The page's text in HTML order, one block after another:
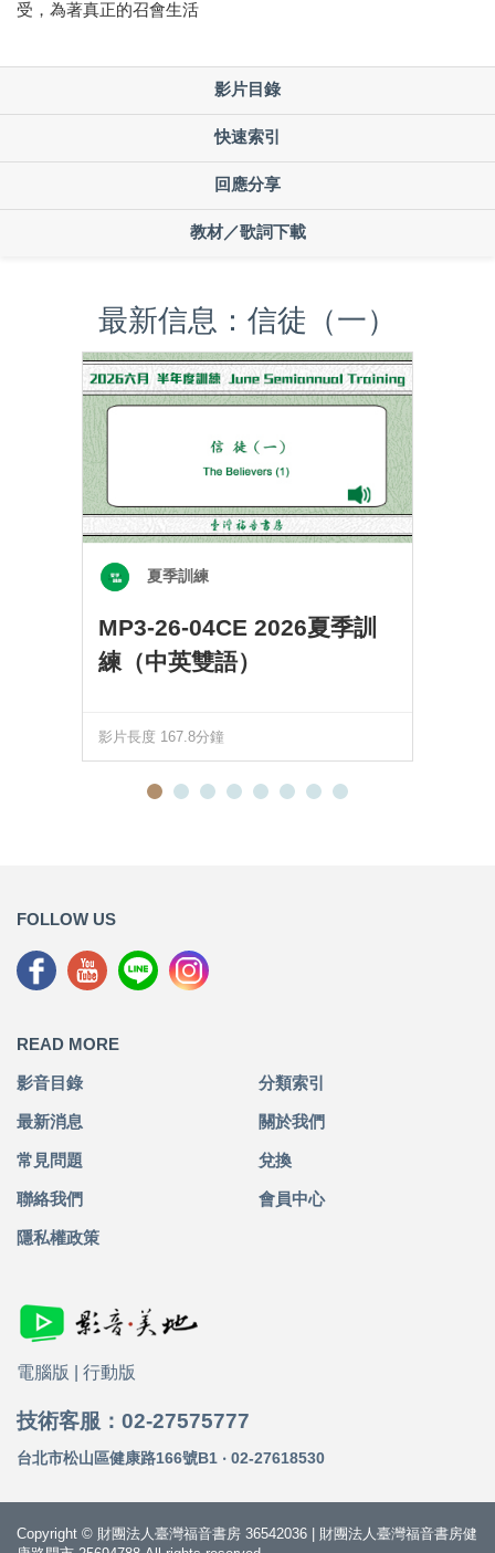
受，為著真正的召會生活
影片目錄
快速索引
回應分享
教材／歌詞下載
最新信息：信徒（一）
夏季訓練
MP3-26-04CE 2026夏季訓
練（中英雙語）
影片長度 167.8分鐘
FOLLOW US
READ MORE
影音目錄 分類索引
最新消息 關於我們
常見問題 兌換
聯絡我們 會員中心
隱私權政策
電腦版 行動版
技術客服：02-27575777
台北市松山區健康路166號B1 ‧ 02-27618530
Copyright © 財團法人臺灣福音書房 36542036 | 財團法人臺灣福音書房健